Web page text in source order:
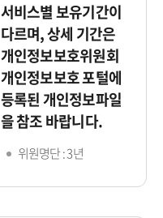
서비스별 보유기간이
다르며, 상세 기간은
개인정보보호위원회
개인정보보호 포털에
등록된 개인정보파일
을 참조 바랍니다.
위원명단 : 3년